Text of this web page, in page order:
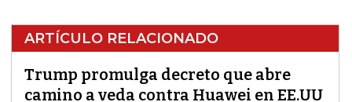
ARTÍCULO RELACIONADO
Trump promulga decreto que abre
camino a veda contra Huawei en EE.UU